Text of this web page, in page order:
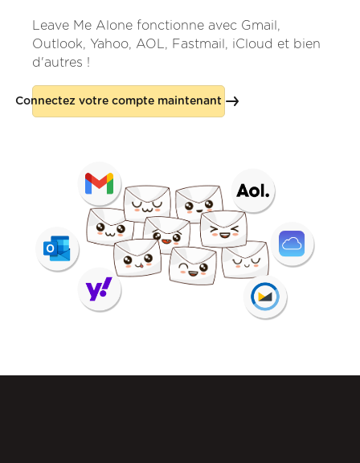
Leave Me Alone fonctionne avec Gmail,
Outlook, Yahoo, AOL, Fastmail, iCloud et bien
d'autres !
Connectez votre compte maintenant